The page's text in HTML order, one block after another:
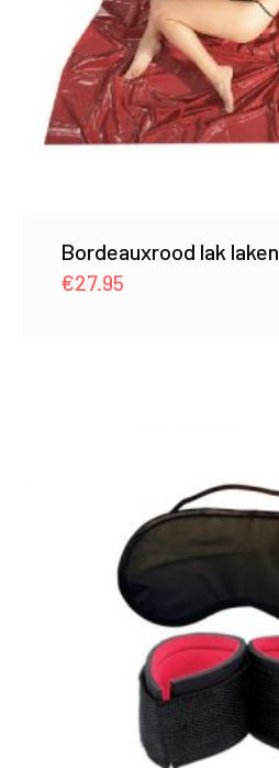
Bordeauxrood lak laken
€27.95